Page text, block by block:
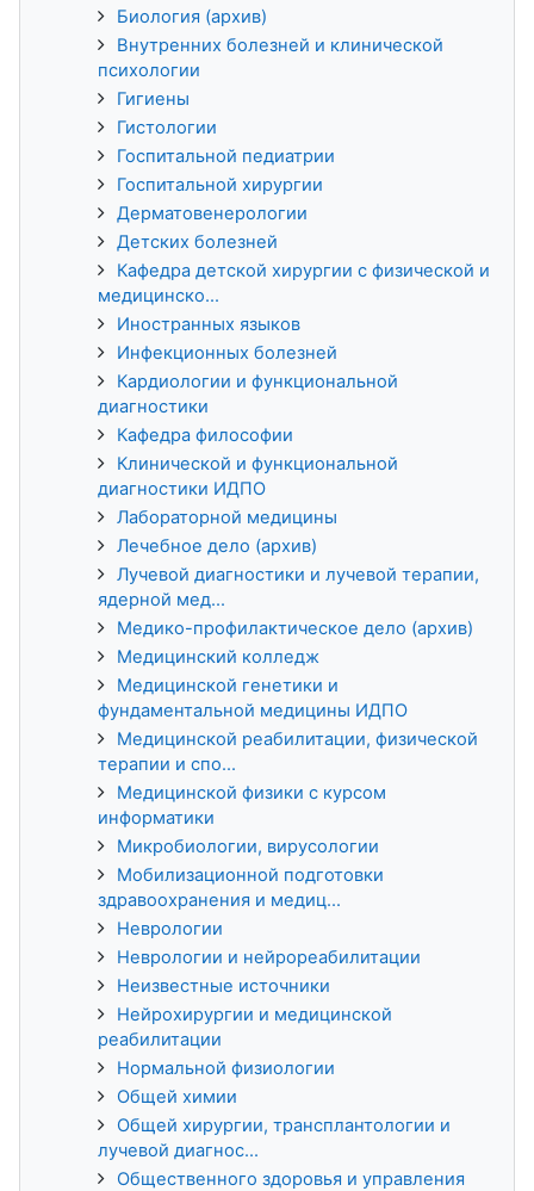
Биология (архив)
Внутренних болезней и клинической
психологии
Гигиены
Гистологии
Госпитальной педиатрии
Госпитальной хирургии
Дерматовенерологии
Детских болезней
Кафедра детской хирургии с физической и
медицинско...
Иностранных языков
Инфекционных болезней
Кардиологии и функциональной
диагностики
Кафедра философии
Клинической и функциональной
диагностики ИДПО
Лабораторной медицины
Лечебное дело (архив)
Лучевой диагностики и лучевой терапии,
ядерной мед...
Медико-профилактическое дело (архив)
Медицинский колледж
Медицинской генетики и
фундаментальной медицины ИДПО
Медицинской реабилитации, физической
терапии и спо...
Медицинской физики с курсом
информатики
Микробиологии, вирусологии
Мобилизационной подготовки
здравоохранения и медиц...
Неврологии
Неврологии и нейрореабилитации
Неизвестные источники
Нейрохирургии и медицинской
реабилитации
Нормальной физиологии
Общей химии
Общей хирургии, трансплантологии и
лучевой диагнос...
Общественного здоровья и управления